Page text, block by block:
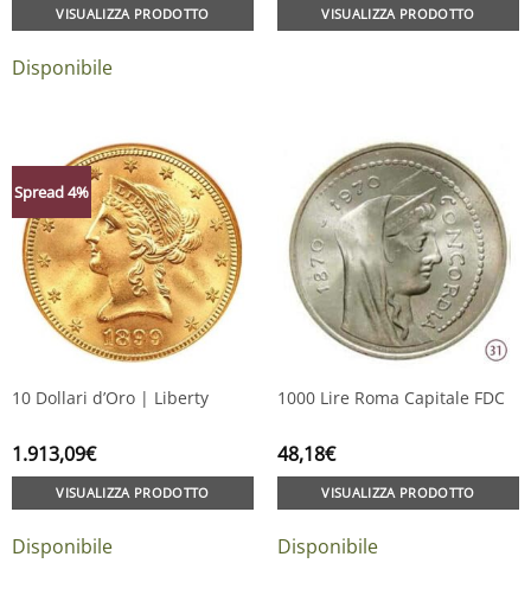
VISUALIZZA PRODOTTO
Disponibile
VISUALIZZA PRODOTTO
Spread 4%
10 Dollari d’Oro | Liberty
1.913,09€
VISUALIZZA PRODOTTO
Disponibile
1000 Lire Roma Capitale FDC
48,18€
VISUALIZZA PRODOTTO
Disponibile